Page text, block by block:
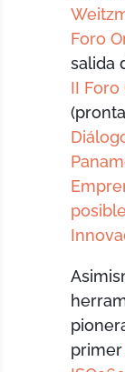
Foro
salida
II Foro